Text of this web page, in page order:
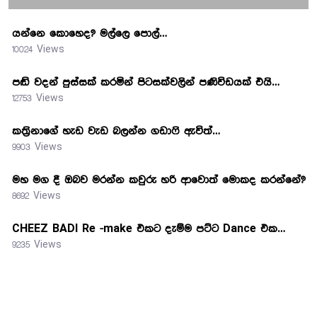
යන්නෙ කොහෙද? මල්ලෙ පොල්…
10024 Views
පඬි වදන් පුස්සක් කරමින් පිටසක්වලින් පණිවිඩයක් එයි…
12753 Views
කත්‍රිනාගේ හැඩ වැඩ බලන්න ගඩාෆි ඇවිත්…
9903 Views
මහ මග දී ඔබව මරන්න කවුරු හරි ආවොත් මොකද කරන්නේ?
8692 Views
CHEEZ BADI Re -make එකට දැම්ම පට්ට Dance එක…
9235 Views